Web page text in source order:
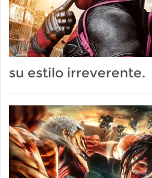
su estilo irreverente.